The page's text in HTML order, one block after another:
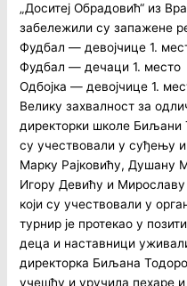
„Доситеј Обрадовић“ из
забележили су запажене
Фудбал — девојчице 1.
Фудбал — дечаци 1. место
Одбојка — девојчице 1.
Велику захвалност за
директорки школе Биљани
су учествовали у суђењу
Марку Рајковићу, Душану
Игору Девићу и Мирославу
који су учествовали у
турнир је протекао у
деца и наставници
директорка Биљана
учешћу и уручила пехаре